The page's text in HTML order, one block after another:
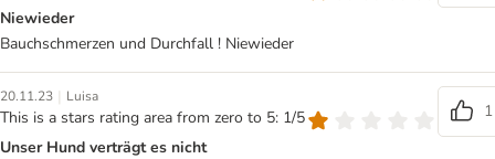
Niewieder
Bauchschmerzen und Durchfall ! Niewieder
20.11.23 | Luisa
This is a stars rating area from zero to 5: 1/5
1
Unser Hund verträgt es nicht